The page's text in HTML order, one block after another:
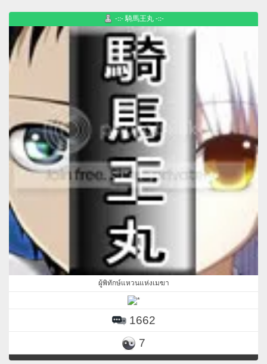
-::- 騎馬王丸 -::-
ผู้พิทักษ์แหวนแห่งเมฆา
1662
7